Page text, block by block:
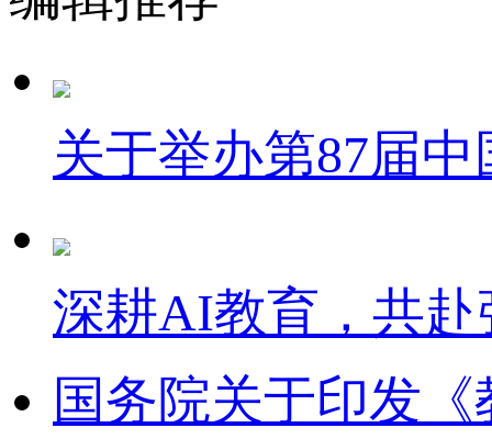
关于举办第87届
深耕AI教育，共
国务院关于印发